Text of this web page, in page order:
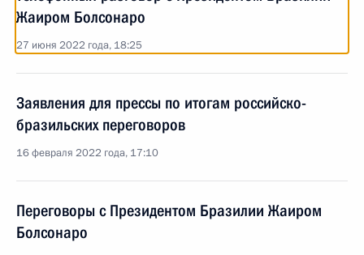
Жаиром Болсонаро
27 июня 2022 года, 18:25
Заявления для прессы по итогам российско-
бразильских переговоров
16 февраля 2022 года, 17:10
Переговоры с Президентом Бразилии Жаиром
Болсонаро